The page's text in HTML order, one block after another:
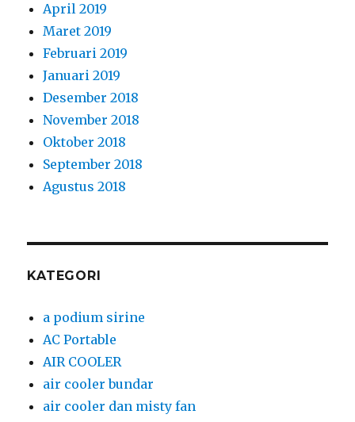
April 2019
Maret 2019
Februari 2019
Januari 2019
Desember 2018
November 2018
Oktober 2018
September 2018
Agustus 2018
KATEGORI
a podium sirine
AC Portable
AIR COOLER
air cooler bundar
air cooler dan misty fan